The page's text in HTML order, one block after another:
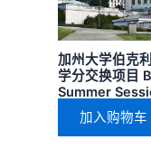
加州大学伯克
学分交换项目
Summer
加入购物车